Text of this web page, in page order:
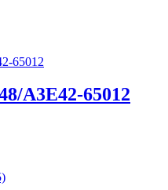
A3E42-65012